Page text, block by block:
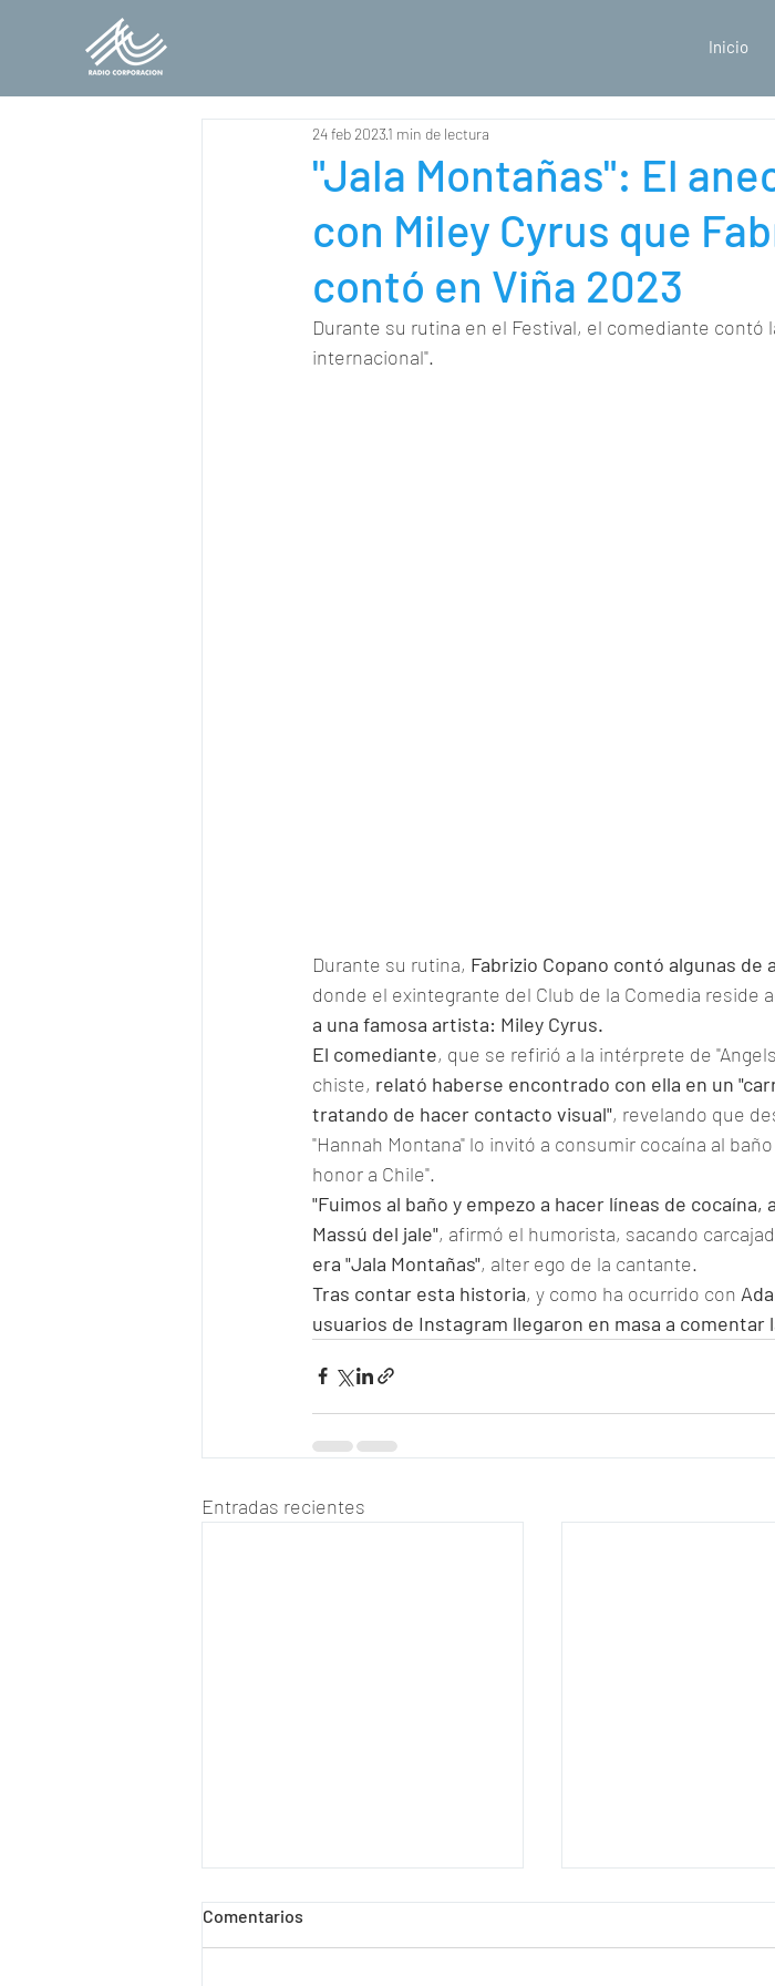
Inicio
"Jala Montañas": El
con Miley Cyrus que
contó en Viña 2023
24 feb 20231 min de lectura
Durante su rutina en el Festival, el comediante contó
internacional".
Durante su rutina, Fabrizio Copano contó algunas
donde el exintegrante del Club de la Comedia reside
a una famosa artista: Miley Cyrus.
El comediante, que se refirió a la intérprete de
chiste, relató haberse encontrado con ella en un
tratando de hacer contacto visual", revelando que
"Hannah Montana" lo invitó a consumir cocaína al
honor a Chile".
"Fuimos al baño y empezo a hacer líneas de
Massú del jale", afirmó el humorista, sacando
era "Jala Montañas", alter ego de la cantante.
Tras contar esta historia, y como ha ocurrido con
usuarios de Instagram llegaron en masa a comentar
Entradas recientes
Comentarios